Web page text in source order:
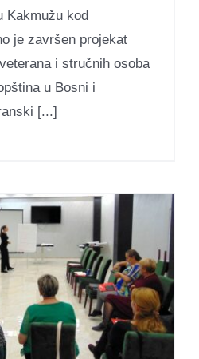
Kakmužu kod
je završen projekat
i stručnih osoba
u Bosni i
[...]